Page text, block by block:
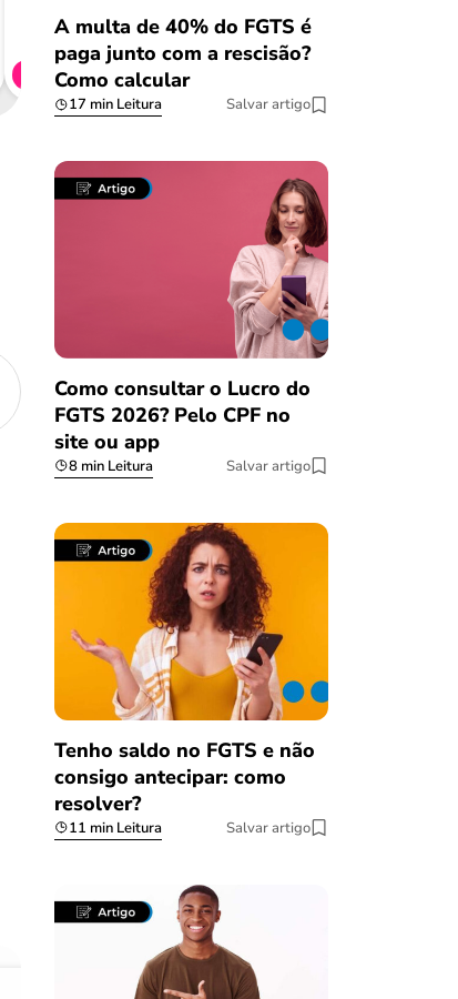
A multa de 40% do FGTS é
paga junto com a rescisão?
Como calcular
17 min Leitura Salvar artigo
Como consultar o Lucro do
FGTS 2026? Pelo CPF no
site ou app
8 min Leitura Salvar artigo
Tenho saldo no FGTS e não
consigo antecipar: como
resolver?
11 min Leitura Salvar artigo